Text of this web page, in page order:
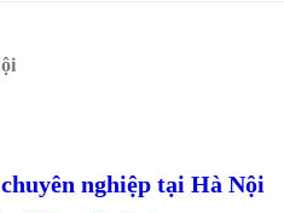
nghiệp tại Hà Nội